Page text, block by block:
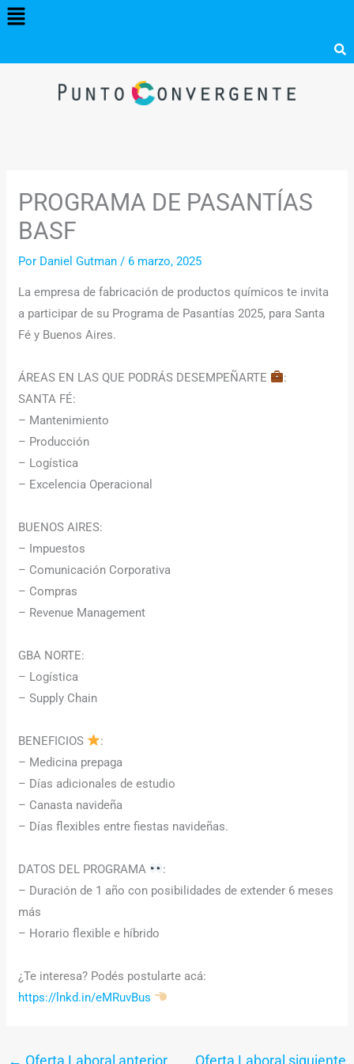
Menú
PROGRAMA DE PASANTÍAS
BASF
Por Daniel Gutman/ 6 marzo, 2025
La empresa de fabricación de productos químicos te invita
a participar de su Programa de Pasantías 2025, para Santa
Fé y Buenos Aires.
ÁREAS EN LAS QUE PODRÁS DESEMPEÑARTE
:
SANTA FÉ:
– Mantenimiento
– Producción
– Logística
– Excelencia Operacional
BUENOS AIRES:
– Impuestos
– Comunicación Corporativa
– Compras
– Revenue Management
GBA NORTE:
– Logística
– Supply Chain
BENEFICIOS
:
– Medicina prepaga
– Días adicionales de estudio
– Canasta navideña
– Días flexibles entre fiestas navideñas.
DATOS DEL PROGRAMA
:
– Duración de 1 año con posibilidades de extender 6 meses
más
– Horario flexible e híbrido
¿Te interesa? Podés postularte acá:
https://lnkd.in/eMRuvBus
← Oferta Laboral anterior
Oferta Laboral siguiente